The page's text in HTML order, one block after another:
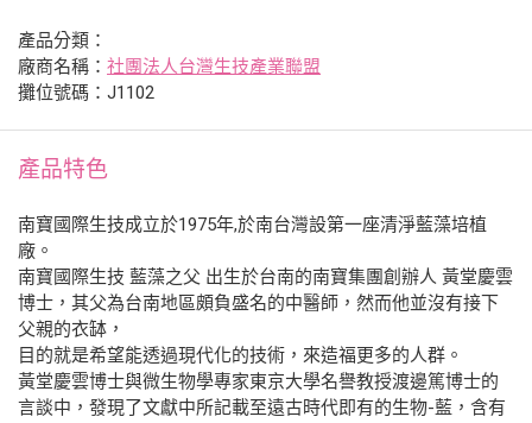
產品分類：
廠商名稱： 社團法人台灣生技產業聯盟
攤位號碼：J1102
產品特色
南寶國際生技成立於1975年,於南台灣設第一座清淨藍藻培植
廠。
南寶國際生技 藍藻之父 出生於台南的南寶集團創辦人 黃堂慶雲
博士，其父為台南地區頗負盛名的中醫師，然而他並沒有接下
父親的衣缽，
目的就是希望能透過現代化的技術，來造福更多的人群。
黃堂慶雲博士與微生物學專家東京大學名譽教授渡邊篤博士的
言談中，發現了文獻中所記載至遠古時代即有的生物-藍，含有